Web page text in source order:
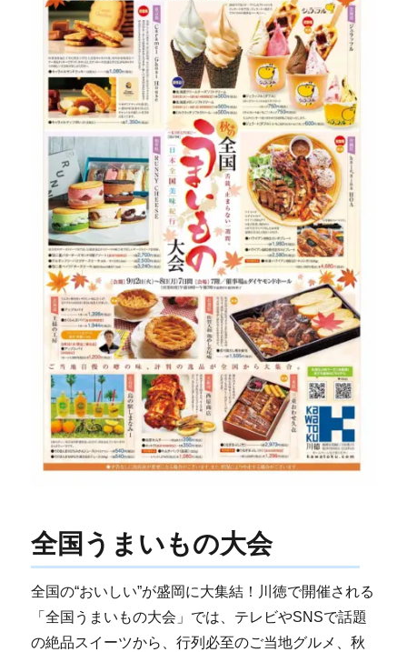
全国うまいもの大会
全国の“おいしい”が盛岡に大集結！川徳で開催される
「全国うまいもの大会」では、テレビやSNSで話題
の絶品スイーツから、行列必至のご当地グルメ、秋